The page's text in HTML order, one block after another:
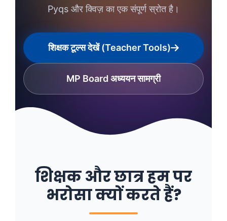
Pyqs और क्विज़ का एक संपूर्ण स्रोत है।
शिक्षक टूल्स देखें (Teacher Tools)
MP Board अध्ययन सामग्री
शिक्षक और छात्र हम पर
भरोसा क्यों करते हैं?